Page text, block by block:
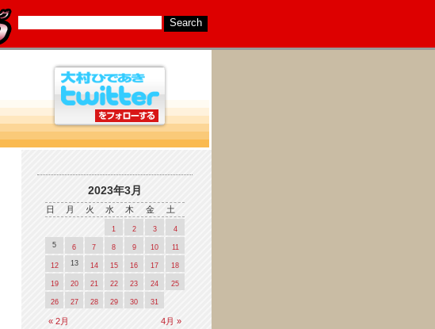
2023年3月
日 月 火 水 木 金 土
« 2月 4月 »
1 2 3
4
5
6 7 8 9 10 11
12 13 14 15 16 17 18
19 20 21 22 23 24 25
26 27 28 29 30 31